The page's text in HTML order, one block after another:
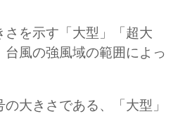
さを示す「大型」「超大
風の強風域の範囲によっ
大きさである、「大型」